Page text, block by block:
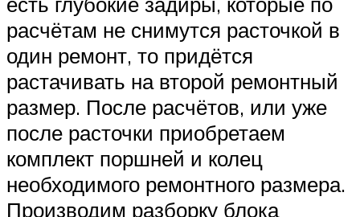
расчётам не снимутся расточкой в
один ремонт, то придётся
растачивать на второй ремонтный
размер. После расчётов, или уже
после расточки приобретаем
комплект поршней и колец
необходимого ремонтного размера.
Производим разборку блока